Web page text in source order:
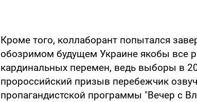
Кроме того, коллаборант попытался
обозримом будущем Украине якобы все
кардинальных перемен, ведь выборы в
пророссийский призыв перебежчик
пропагандистской программы "Вечер с